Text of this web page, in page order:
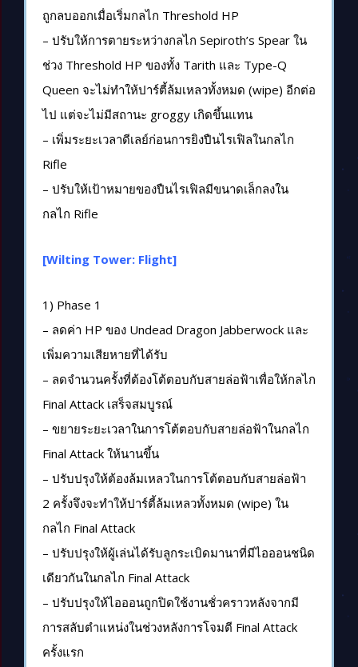
ถูกลบออกเมื่อเริ่มกลไก Threshold HP
– ปรับให้การตายระหว่างกลไก Sepiroth’s Spear ใน
ช่วง Threshold HP ของทั้ง Tarith และ Type-Q
Queen จะไม่ทำให้ปาร์ตี้ล้มเหลวทั้งหมด (wipe) อีกต่อ
ไป แต่จะไม่มีสถานะ groggy เกิดขึ้นแทน
– เพิ่มระยะเวลาดีเลย์ก่อนการยิงปืนไรเฟิลในกลไก
Rifle
– ปรับให้เป้าหมายของปืนไรเฟิลมีขนาดเล็กลงใน
กลไก Rifle
[Wilting Tower: Flight]
1) Phase 1
– ลดค่า HP ของ Undead Dragon Jabberwock และ
เพิ่มความเสียหายที่ได้รับ
– ลดจำนวนครั้งที่ต้องโต้ตอบกับสายล่อฟ้าเพื่อให้กลไก
Final Attack เสร็จสมบูรณ์
– ขยายระยะเวลาในการโต้ตอบกับสายล่อฟ้าในกลไก
Final Attack ให้นานขึ้น
– ปรับปรุงให้ต้องล้มเหลวในการโต้ตอบกับสายล่อฟ้า
2 ครั้งจึงจะทำให้ปาร์ตี้ล้มเหลวทั้งหมด (wipe) ใน
กลไก Final Attack
– ปรับปรุงให้ผู้เล่นได้รับลูกระเบิดมานาที่มีไอออนชนิด
เดียวกันในกลไก Final Attack
– ปรับปรุงให้ไอออนถูกปิดใช้งานชั่วคราวหลังจากมี
การสลับตำแหน่งในช่วงหลังการโจมตี Final Attack
ครั้งแรก